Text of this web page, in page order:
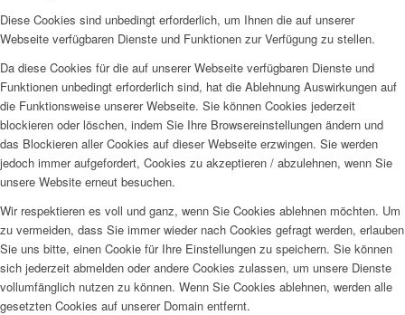
Diese Cookies sind unbedingt erforderlich, um Ihnen die auf unserer
Webseite verfügbaren Dienste und Funktionen zur Verfügung zu stellen.
Da diese Cookies für die auf unserer Webseite verfügbaren Dienste und
Funktionen unbedingt erforderlich sind, hat die Ablehnung Auswirkungen auf
die Funktionsweise unserer Webseite. Sie können Cookies jederzeit
blockieren oder löschen, indem Sie Ihre Browsereinstellungen ändern und
das Blockieren aller Cookies auf dieser Webseite erzwingen. Sie werden
jedoch immer aufgefordert, Cookies zu akzeptieren / abzulehnen, wenn Sie
unsere Website erneut besuchen.
Wir respektieren es voll und ganz, wenn Sie Cookies ablehnen möchten. Um
zu vermeiden, dass Sie immer wieder nach Cookies gefragt werden, erlauben
Sie uns bitte, einen Cookie für Ihre Einstellungen zu speichern. Sie können
sich jederzeit abmelden oder andere Cookies zulassen, um unsere Dienste
vollumfänglich nutzen zu können. Wenn Sie Cookies ablehnen, werden alle
gesetzten Cookies auf unserer Domain entfernt.